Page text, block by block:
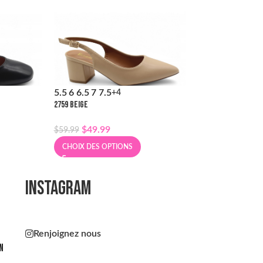
5.5 6 6.5 7 7.5+4
2759 BEIGE
$59.99 $49.99
CHOIX DES OPTIONS
INSTAGRAM
Renjoignez nous